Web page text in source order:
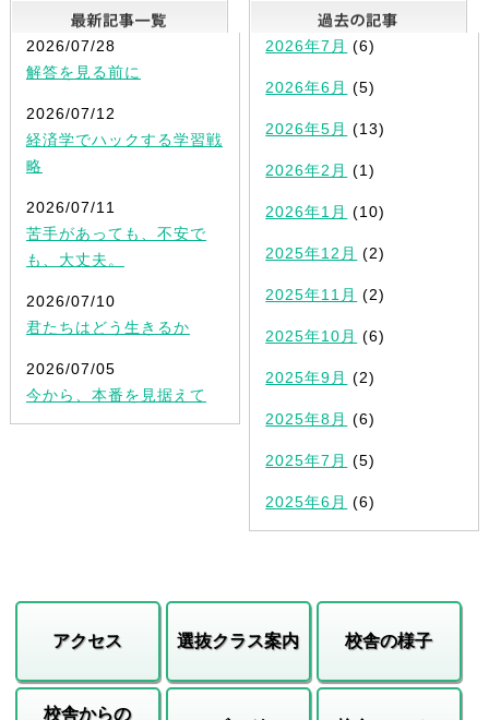
最新記事一覧
2026/07/28
解答を見る前に
2026/07/12
経済学でハックする学習戦
略
2026/07/11
苦手があっても、不安で
も、大丈夫。
2026/07/10
君たちはどう生きるか
2026/07/05
今から、本番を見据えて
2026年7月 (6)
2026年6月 (5)
2026年5月 (13)
2026年2月 (1)
2026年1月 (10)
2025年12月 (2)
2025年11月 (2)
2025年10月 (6)
2025年9月 (2)
2025年8月 (6)
2025年7月 (5)
2025年6月 (6)
アクセス 選抜クラス案内 校舎の様子
校舎からの